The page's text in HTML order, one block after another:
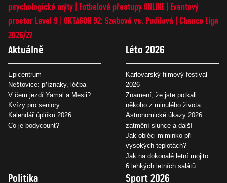
psychologické mýty
Fotbalové přestupy ONLINE
Eventový
prostor Level 9 OKTAGON 92: Szabová vs. Pudilová
Chance Liga
2026/27
Aktuálně
Epicentrum
Neštovice: příznaky, léčba
V čem jezdí Yamal a Mesii?
Kvízy pro seniory
Kalendář úplňků 2026
Co je bodycount?
Léto 2026
Karlovarský filmový festival
2026
Znamení, že jste potkali
někoho z minulého života
Astronomické úkazy 2026:
zatmění slunce a další
Jak obléci miminko při
vysokých teplotách?
Jak na dokonalé letní mojito
6 lehkých letních salátů
Politika Sport 2026